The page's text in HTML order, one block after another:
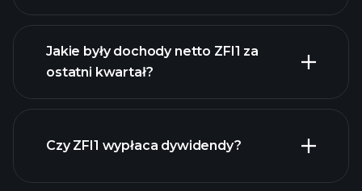
zysków ZFI1
raporty finansowe ZFI1
Jakie były dochody netto ZFI1 za
ostatni kwartał?
Czy ZFI1 wypłaca dywidendy?